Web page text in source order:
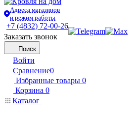
Адреса магазинов
и режим работы
+7 (4832) 72-00-26
Заказать звонок
Поиск
Войти
Сравнение0
Избранные товары 0
Корзина 0
Каталог